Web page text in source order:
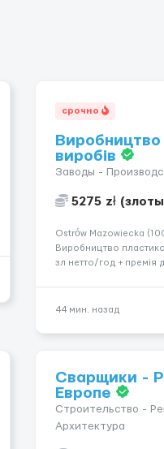
срочно
виробів
Заводы -
5275 zł
Ostrów Mazowiecka
Виробництво
зл нетто/год + премія
— 400 зл. 📦 Обов...
44 мин. назад
Сварщики -
Европе
Строительство -
Архитектура